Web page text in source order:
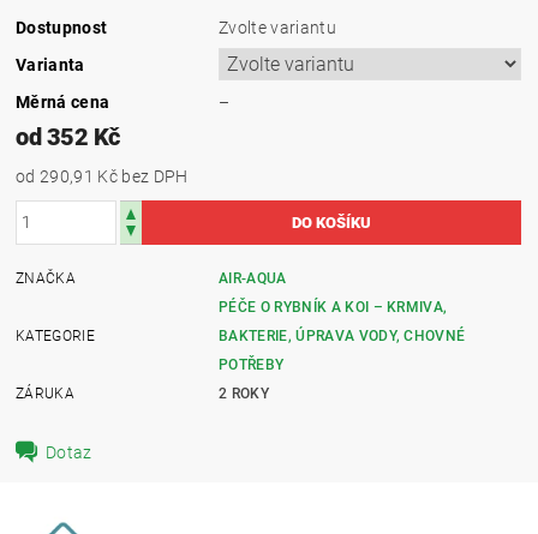
Dostupnost
Zvolte variantu
Varianta
Měrná cena
–
od 352 Kč
od 290,91 Kč bez DPH
ZNAČKA AIR-AQUA
KATEGORIE
PÉČE O RYBNÍK A KOI – KRMIVA,
BAKTERIE, ÚPRAVA VODY, CHOVNÉ
POTŘEBY
ZÁRUKA
2 ROKY
Dotaz